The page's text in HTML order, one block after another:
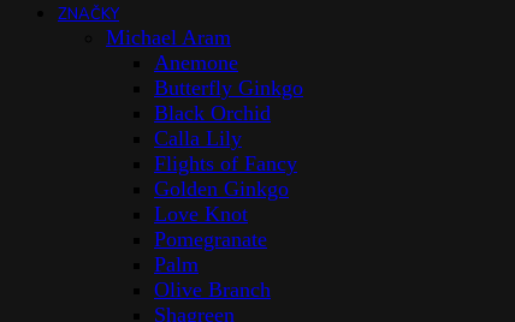
ZNAČKY
Michael Aram
Anemone
Butterfly Ginkgo
Black Orchid
Calla Lily
Flights of Fancy
Golden Ginkgo
Love Knot
Pomegranate
Palm
Olive Branch
Shagreen